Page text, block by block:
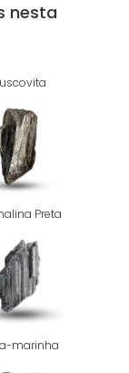
nesta
Preta
marinha